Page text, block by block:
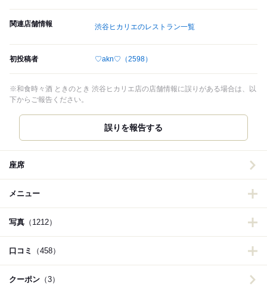
関連店舗情報 渋谷ヒカリエのレストラン一覧
初投稿者 ♡akn♡ （2598）
※和食時々酒 ときのとき 渋谷ヒカリエ店の店舗情報に誤りがある場合は、以
下からご報告ください。
誤りを報告する
座席
メニュー
写真 （1212）
口コミ （458）
クーポン （3）